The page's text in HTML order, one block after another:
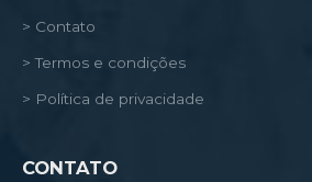
> Contato
> Termos e condições
> Política de privacidade
CONTATO